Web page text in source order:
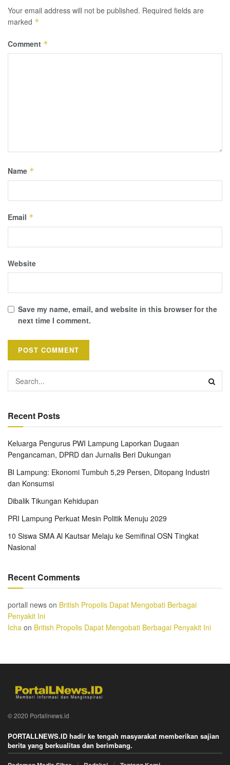
Your email address will not be published. Required fields are
marked *
Comment *
Name *
Email *
Website
Save my name, email, and website in this browser for the
next time I comment.
Recent Posts
Keluarga Pengurus PWI Lampung Laporkan Dugaan
Pengancaman, DPRD dan Jurnalis Beri Dukungan
BI Lampung: Ekonomi Tumbuh 5,29 Persen, Ditopang Industri
dan Konsumsi
Dibalik Tikungan Kehidupan
PRI Lampung Perkuat Mesin Politik Menuju 2029
10 Siswa SMA Al Kautsar Melaju ke Semifinal OSN Tingkat
Nasional
Recent Comments
portall news on British Propolis Dapat Mengobati Berbagai
Penyakit Ini
Icha on British Propolis Dapat Mengobati Berbagai Penyakit Ini
© 2020 Portallnews.id
PORTALLNEWS.ID hadir ke tengah masyarakat memberikan sajian
berita yang berkualitas dan berimbang.